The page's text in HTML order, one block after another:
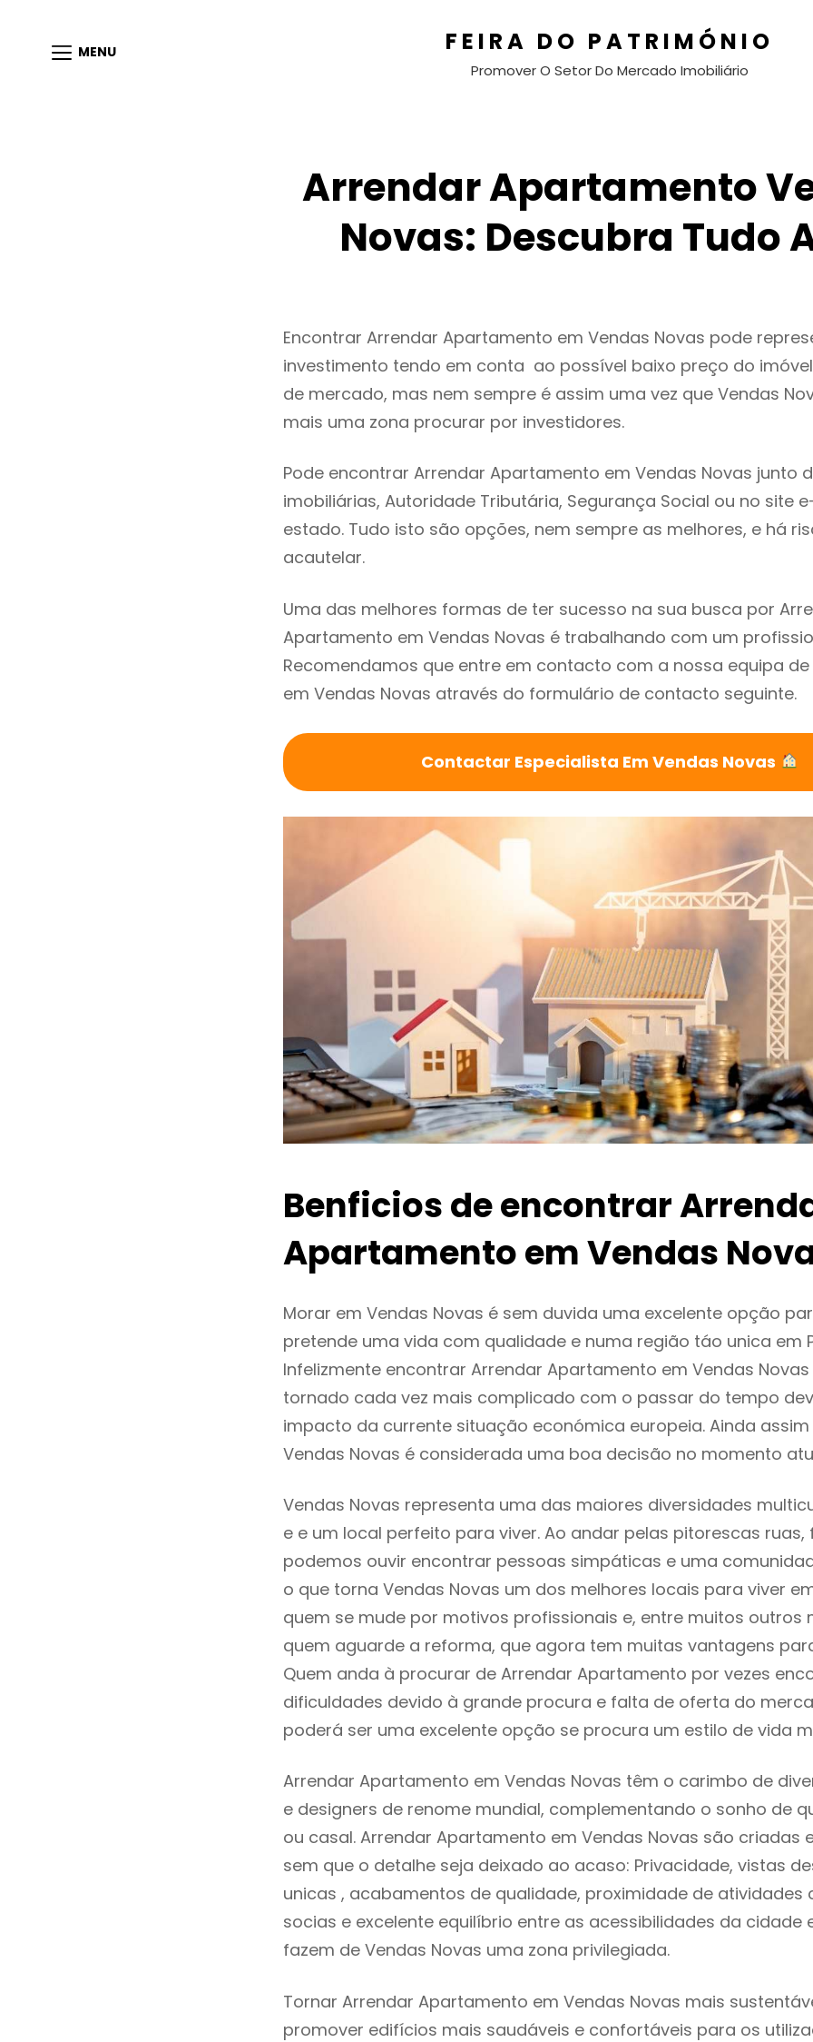
MENU FEIRA DO PATRIMÓNIO
Promover O Setor Do Mercado Imobiliário
Arrendar Apartamento
Novas: Descubra Tudo
Encontrar Arrendar Apartamento em Vendas Novas pode
investimento tendo em conta ao possível baixo preço do
de mercado, mas nem sempre é assim uma vez que Vendas
mais uma zona procurar por investidores.
Pode encontrar Arrendar Apartamento em Vendas Novas junto
imobiliárias, Autoridade Tributária, Segurança Social ou no site
estado. Tudo isto são opções, nem sempre as melhores, e há
acautelar.
Uma das melhores formas de ter sucesso na sua busca por
Apartamento em Vendas Novas é trabalhando com um
Recomendamos que entre em contacto com a nossa equipa
em Vendas Novas através do formulário de contacto seguinte.
Contactar Especialista Em Vendas Novas
Benficios de encontrar
Apartamento em Vendas
Morar em Vendas Novas é sem duvida uma excelente opção
pretende uma vida com qualidade e numa região táo unica em
Infelizmente encontrar Arrendar Apartamento em Vendas
tornado cada vez mais complicado com o passar do tempo
impacto da currente situação económica europeia. Ainda assim
Vendas Novas é considerada uma boa decisão no momento
Vendas Novas representa uma das maiores diversidades
e e um local perfeito para viver. Ao andar pelas pitorescas ruas,
podemos ouvir encontrar pessoas simpáticas e uma
o que torna Vendas Novas um dos melhores locais para viver
quem se mude por motivos profissionais e, entre muitos outros
quem aguarde a reforma, que agora tem muitas vantagens
Quem anda à procurar de Arrendar Apartamento por vezes
dificuldades devido à grande procura e falta de oferta do
poderá ser uma excelente opção se procura um estilo de vida
Arrendar Apartamento em Vendas Novas têm o carimbo de
e designers de renome mundial, complementando o sonho de
ou casal. Arrendar Apartamento em Vendas Novas são criadas
sem que o detalhe seja deixado ao acaso: Privacidade, vistas
unicas , acabamentos de qualidade, proximidade de atividades
socias e excelente equilíbrio entre as acessibilidades da cidade
fazem de Vendas Novas uma zona privilegiada.
Tornar Arrendar Apartamento em Vendas Novas mais
promover edifícios mais saudáveis e confortáveis para os